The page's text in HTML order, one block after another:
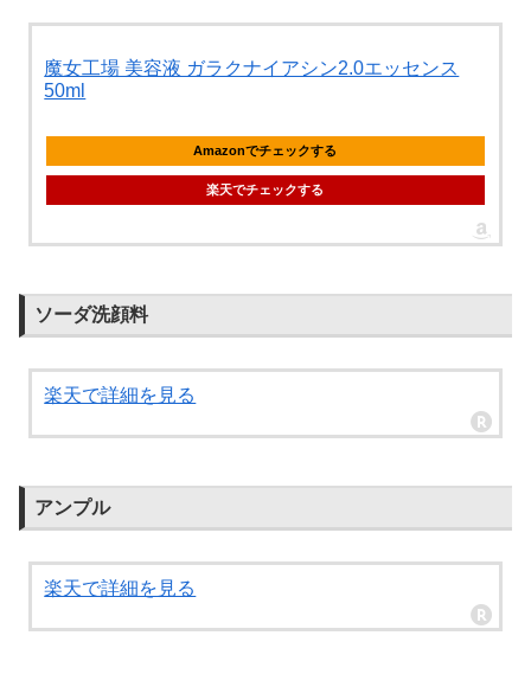
魔女工場 美容液 ガラクナイアシン2.0エッセンス
50ml
Amazonでチェックする
楽天でチェックする
ソーダ洗顔料
楽天で詳細を見る
アンプル
楽天で詳細を見る